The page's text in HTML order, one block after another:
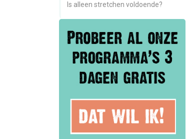
Is alleen stretchen voldoende?